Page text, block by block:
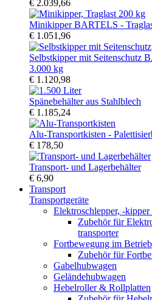
€ 2.039,66
Minikipper BARTELS -
€ 1.051,96
Selbstkipper mit Seitenschutz
3.000 kg
€ 1.120,98
Spänebehälter aus Stahlblech
€ 1.185,24
Alu-Transportkisten -
€ 178,50
Transport- und Lagerbehälter
€ 6,90
Transport
Transportgeräte
Elektroschlepper, -
Zubehör für
transporter
Fortbewegung im Betrieb
Zubehör für
Gabelhubwagen
Geländehubwagen
Hebelroller & Rollplatten